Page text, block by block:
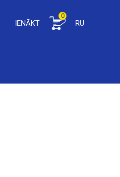
IENĀKT
0
RU